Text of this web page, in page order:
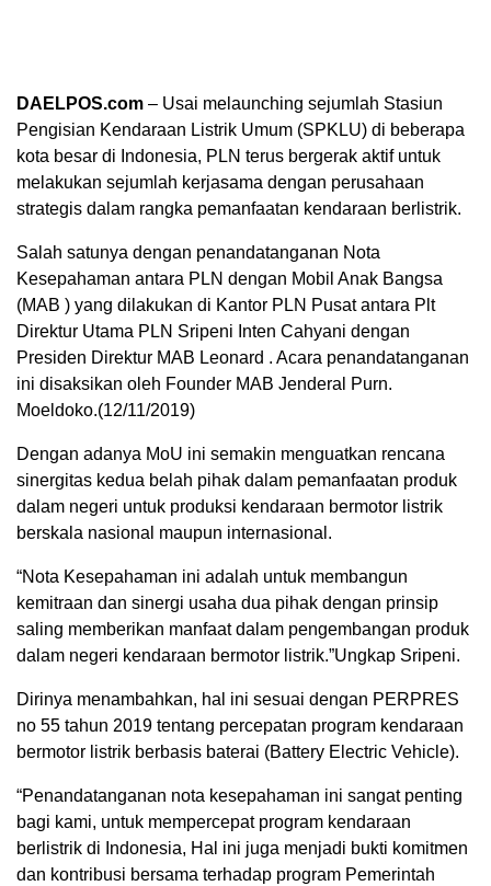
DAELPOS.com – Usai melaunching sejumlah Stasiun
Pengisian Kendaraan Listrik Umum (SPKLU) di beberapa
kota besar di Indonesia, PLN terus bergerak aktif untuk
melakukan sejumlah kerjasama dengan perusahaan
strategis dalam rangka pemanfaatan kendaraan berlistrik.
Salah satunya dengan penandatanganan Nota
Kesepahaman antara PLN dengan Mobil Anak Bangsa
(MAB ) yang dilakukan di Kantor PLN Pusat antara Plt
Direktur Utama PLN Sripeni Inten Cahyani dengan
Presiden Direktur MAB Leonard . Acara penandatanganan
ini disaksikan oleh Founder MAB Jenderal Purn.
Moeldoko.(12/11/2019)
Dengan adanya MoU ini semakin menguatkan rencana
sinergitas kedua belah pihak dalam pemanfaatan produk
dalam negeri untuk produksi kendaraan bermotor listrik
berskala nasional maupun internasional.
“Nota Kesepahaman ini adalah untuk membangun
kemitraan dan sinergi usaha dua pihak dengan prinsip
saling memberikan manfaat dalam pengembangan produk
dalam negeri kendaraan bermotor listrik.”Ungkap Sripeni.
Dirinya menambahkan, hal ini sesuai dengan PERPRES
no 55 tahun 2019 tentang percepatan program kendaraan
bermotor listrik berbasis baterai (Battery Electric Vehicle).
“Penandatanganan nota kesepahaman ini sangat penting
bagi kami, untuk mempercepat program kendaraan
berlistrik di Indonesia, Hal ini juga menjadi bukti komitmen
dan kontribusi bersama terhadap program Pemerintah